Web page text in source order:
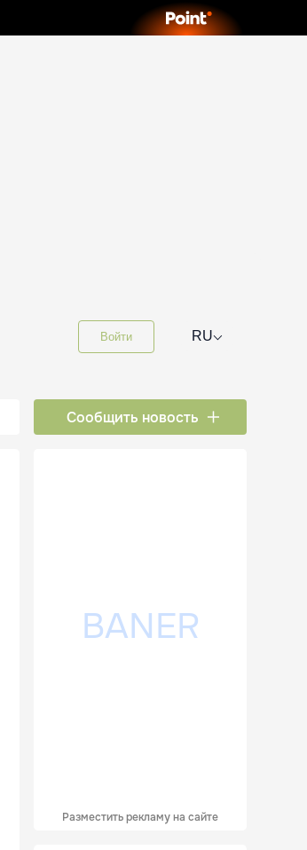
Войти RU⌵
Сообщить новость
Разместить рекламу на сайте